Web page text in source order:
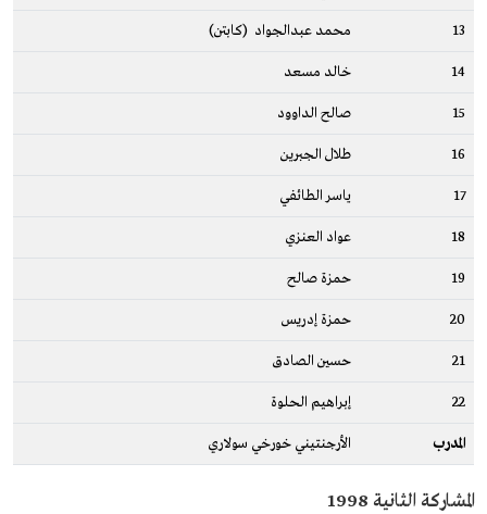
13 محمد عبدالجواد (كابتن)
14 خالد مسعد
15 صالح الداوود
16 طلال الجبرين
17 ياسر الطائفي
18 عواد العنزي
19 حمزة صالح
20 حمزة إدريس
21 حسين الصادق
22 إبراهيم الحلوة
المدرب الأرجنتيني خورخي سولاري
المشاركة الثانية 1998